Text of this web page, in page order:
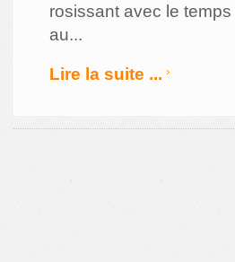
rosissant avec le
au...
Lire la suite ...